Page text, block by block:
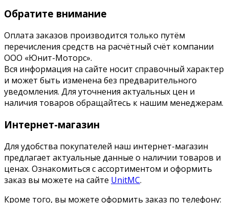
Обратите внимание
Оплата заказов производится только путём
перечисления средств на расчётный счёт компании
ООО «Юнит-Моторс».
Вся информация на сайте носит справочный характер
и может быть изменена без предварительного
уведомления. Для уточнения актуальных цен и
наличия товаров обращайтесь к нашим менеджерам.
Интернет-магазин
Для удобства покупателей наш интернет-магазин
предлагает актуальные данные о наличии товаров и
ценах. Ознакомиться с ассортиментом и оформить
заказ вы можете на сайте UnitMC.
Кроме того, вы можете оформить заказ по телефону: